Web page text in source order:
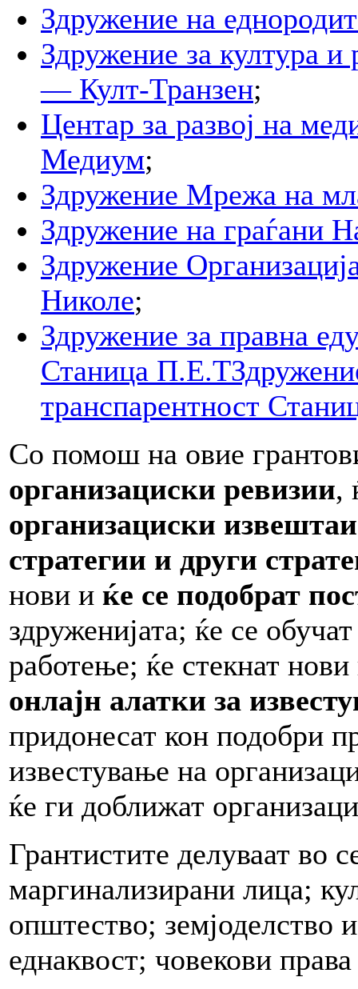
Здружение на
Здружение за култура и
— Култ-Транзен;
Центар за развој на
Медиум;
Здружение Мрежа на
Здружение на граѓани
Здружение
Николе;
Здружение за правна
Станица
транспарентност
Со помош на овие
организациски ревизии,
организациски извештаи
стратегии и други
нови и ќе се подобрат
здруженијата; ќе се
работење; ќе стекнат
онлајн алатки за
придонесат кон подобри
известување на
ќе ги доближат
Грантистите делуваат во
маргинализирани лица;
општество; земјоделство
еднаквост; човекови